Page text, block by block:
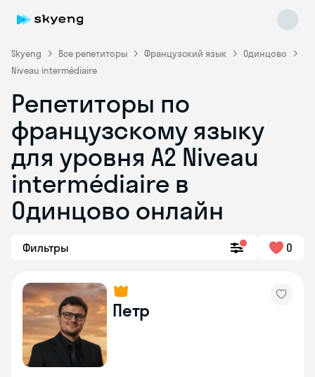
Skyeng Все репетиторы Французский язык
Одинцово
Niveau intermédiaire
Репетиторы по
французскому языку
для уровня A2 Niveau
intermédiaire в
Одинцово онлайн
Фильтры 0
Петр
Skyeng Chat